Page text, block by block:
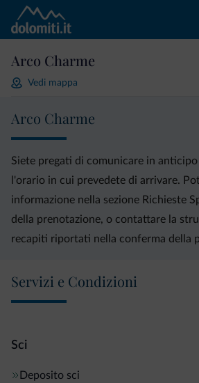
Arco Charme
Vedi mappa
Arco Charme
Siete pregati di comunicare in
l'orario in cui prevedete di arrivare.
informazione nella sezione Richieste
della prenotazione, o contattare la
recapiti riportati nella conferma della
Servizi e Condizioni
Sci
Deposito sci